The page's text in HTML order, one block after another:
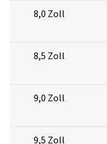
8,0 Zoll
8,5 Zoll
9,0 Zoll
9,5 Zoll